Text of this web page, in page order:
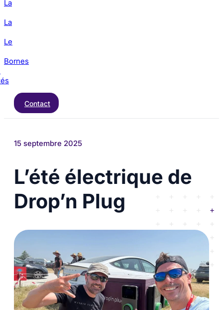
La
La
Le
Bornes
Contact
15 septembre 2025
L’été électrique de
Drop’n Plug